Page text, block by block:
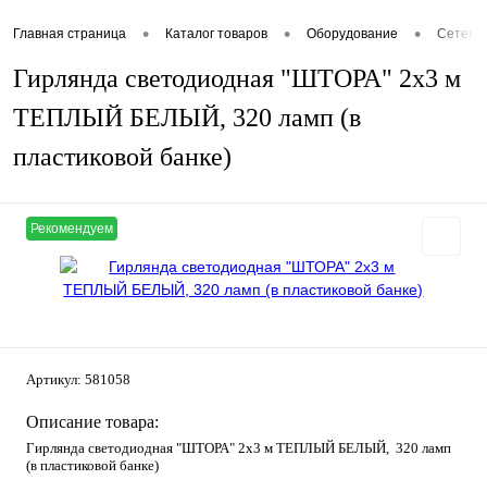
Главная страница • Каталог товаров • Оборудование •
Гирлянда светодиодная "ШТОРА" 2х3 м
ТЕПЛЫЙ БЕЛЫЙ, 320 ламп (в
пластиковой банке)
Рекомендуем
Артикул: 581058
Описание товара:
Гирлянда светодиодная "ШТОРА" 2х3 м ТЕПЛЫЙ БЕЛЫЙ, 320 ламп
(в пластиковой банке)